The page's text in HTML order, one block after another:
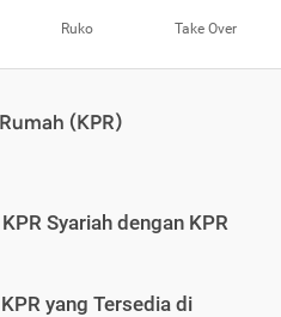
Ruko Take Over
(KPR)
Syariah dengan KPR
yang Tersedia di